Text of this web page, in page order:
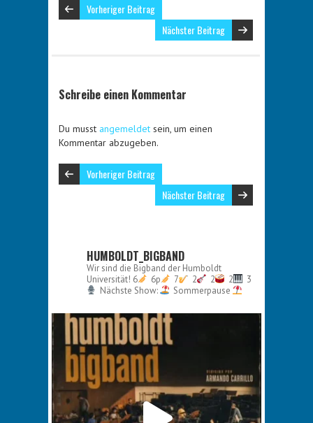
Vorheriger Beitrag
Nächster Beitrag
Schreibe einen Kommentar
Du musst angemeldet sein, um einen
Kommentar abzugeben.
Vorheriger Beitrag
Nächster Beitrag
HUMBOLDT_BIGBAND
Wir sind die Bigband der Humboldt
Universität! 6 6p 7 2 2 2
3
Nächste Show:
Sommerpause